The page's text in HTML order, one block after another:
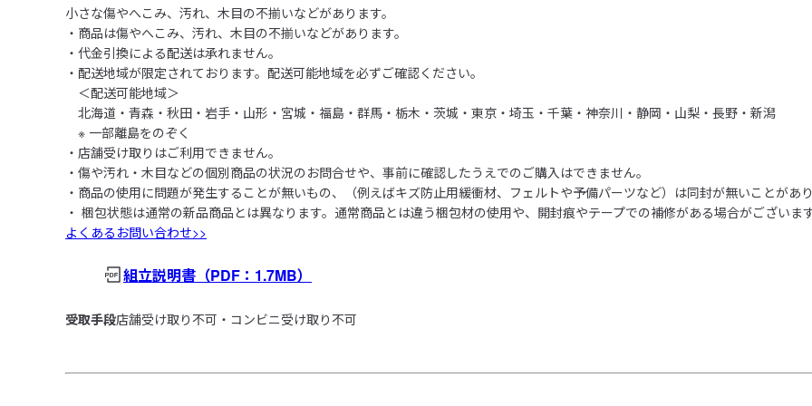
小さな傷やへこみ、汚れ、木目の不揃いなどがあります。
・商品は傷やへこみ、汚れ、木目の不揃いなどがあります。
・代金引換による配送は承れません。
・配送地域が限定されております。配送可能地域を必ずご確認ください。
＜配送可能地域＞
北海道・青森・秋田・岩手・山形・宮城・福島・群馬・栃木・茨城・東京・埼玉・千葉・神奈川・静岡・山梨・長野・新潟
※ 一部離島をのぞく
・店舗受け取りはご利用できません。
・傷や汚れ・木目などの個別商品の状況のお問合せや、事前に確認したうえでのご購入はできません。
・商品の使用に問題が発生することが無いもの、（例えばキズ防止用緩衝材、フェルトや予備パーツなど）は同封が無いことがあり
・ 梱包状態は通常の新品商品とは異なります。通常商品とは違う梱包材の使用や、開封痕やテープでの補修がある場合がございます
よくあるお問い合わせ>>
組立説明書 （PDF：1.7MB）
受取手段店舗受け取り不可・コンビニ受け取り不可